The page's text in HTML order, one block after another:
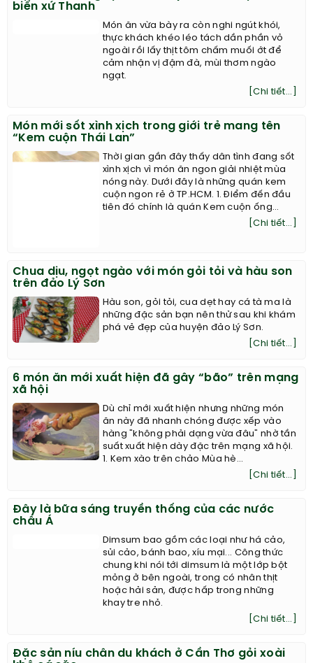
biển xứ Thanh
Món ăn vừa bày ra còn nghi ngút khói,
thực khách khéo léo tách dần phần vỏ
ngoài rồi lấy thịt tôm chấm muối ớt để
cảm nhận vị đậm đà, mùi thơm ngào
ngạt.
[Chi tiết...]
Món mới sốt xình xịch trong giới trẻ mang tên
“Kem cuộn Thái Lan”
Thời gian gần đây thấy dân tình đang sốt
xình xịch vì món ăn ngon giải nhiệt mùa
nóng này. Dưới đây là những quán kem
cuộn ngon rẻ ở TP.HCM. 1. Điểm đến đầu
tiên đó chính là quán Kem cuộn ống...
[Chi tiết...]
Chua dịu, ngọt ngào với món gỏi tỏi và hàu son
trên đảo Lý Sơn
Hàu son, gỏi tỏi, cua dẹt hay cá tà ma là
những đặc sản bạn nên thử sau khi khám
phá vẻ đẹp của huyện đảo Lý Sơn.
[Chi tiết...]
6 món ăn mới xuất hiện đã gây “bão” trên mạng
xã hội
Dù chỉ mới xuất hiện nhưng những món
ăn này đã nhanh chóng được xếp vào
hàng "không phải dạng vừa đâu" nhờ tần
suất xuất hiện dày đặc trên mạng xã hội.
1. Kem xào trên chảo Mùa hè...
[Chi tiết...]
Đây là bữa sáng truyền thống của các nước
châu Á
Dimsum bao gồm các loại như há cảo,
sủi cảo, bánh bao, xíu mại... Công thức
chung khi nói tới dimsum là một lớp bột
mỏng ở bên ngoài, trong có nhân thịt
hoặc hải sản, được hấp trong những
khay tre nhỏ.
[Chi tiết...]
Đặc sản níu chân du khách ở Cần Thơ gỏi xoài